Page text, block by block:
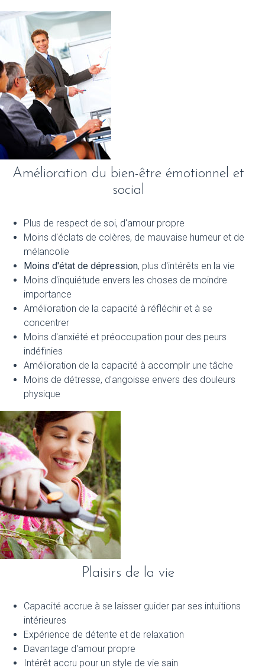
Amélioration du bien-être émotionnel et
social
Plus de respect de soi, d'amour propre
Moins d'éclats de colères, de mauvaise humeur et de
mélancolie
Moins d'état de dépression, plus d'intérêts en la vie
Moins d'inquiétude envers les choses de moindre
importance
Amélioration de la capacité à réfléchir et à se
concentrer
Moins d'anxiété et préoccupation pour des peurs
indéfinies
Amélioration de la capacité à accomplir une tâche
Moins de détresse, d'angoisse envers des douleurs
physique
Plaisirs de la vie
Capacité accrue à se laisser guider par ses intuitions
intérieures
Expérience de détente et de relaxation
Davantage d'amour propre
Intérêt accru pour un style de vie sain